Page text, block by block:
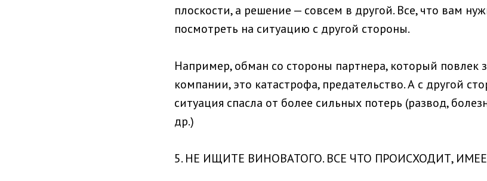
плоскости, а решение — совсем в другой. Все, что вам
посмотреть на ситуацию с другой стороны.
Например, обман со стороны партнера, который повлек
компании, это катастрофа, предательство. А с другой
ситуация спасла от более сильных потерь (развод,
др.)
5. НЕ ИЩИТЕ ВИНОВАТОГО. ВСЕ ЧТО ПРОИСХОДИТ,